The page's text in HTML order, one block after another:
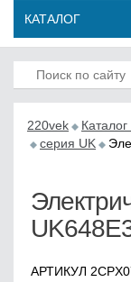
КАТАЛОГ
220vek
серия UK
АРТИКУЛ